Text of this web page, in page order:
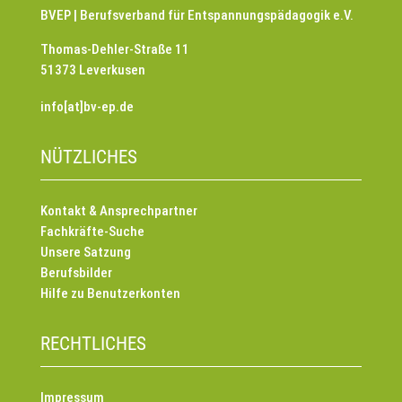
BVEP | Berufsverband für Entspannungspädagogik e.V.
Thomas-Dehler-Straße 11
51373 Leverkusen
info[at]bv-ep.de
NÜTZLICHES
Kontakt & Ansprechpartner
Fachkräfte-Suche
Unsere Satzung
Berufsbilder
Hilfe zu Benutzerkonten
RECHTLICHES
Impressum